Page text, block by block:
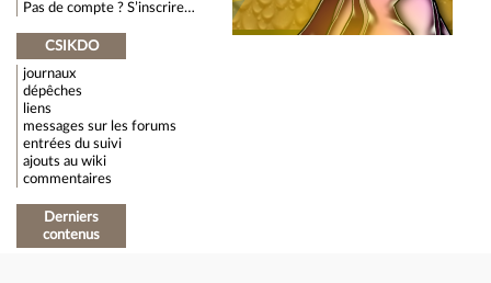
Pas de compte ? S’inscrire…
CSIKDO
journaux
dépêches
liens
messages sur les forums
entrées du suivi
ajouts au wiki
commentaires
Derniers
contenus